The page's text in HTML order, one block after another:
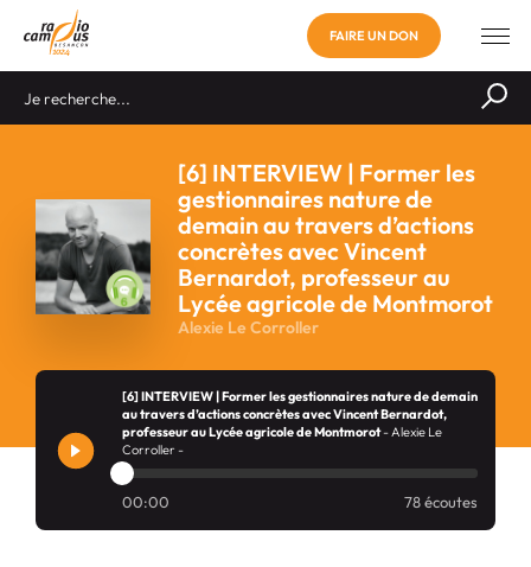
FAIRE UN DON
[6] INTERVIEW | Former les
gestionnaires nature de
demain au travers d’actions
concrètes avec Vincent
Bernardot, professeur au
Lycée agricole de Montmorot
Alexie Le Corroller
[6] INTERVIEW | Former les gestionnaires nature de demain
au travers d’actions concrètes avec Vincent Bernardot,
professeur au Lycée agricole de Montmorot- Alexie Le
Corroller -
00:00 78 écoutes